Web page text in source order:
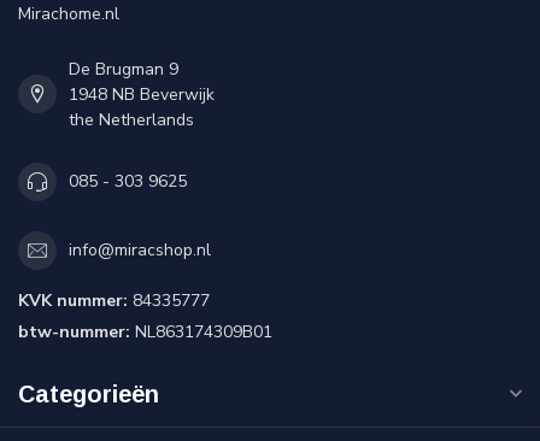
Mirachome.nl
De Brugman 9
1948 NB Beverwijk
the Netherlands
085 - 303 9625
info@miracshop.nl
KVK nummer: 84335777
btw-nummer: NL863174309B01
Categorieën